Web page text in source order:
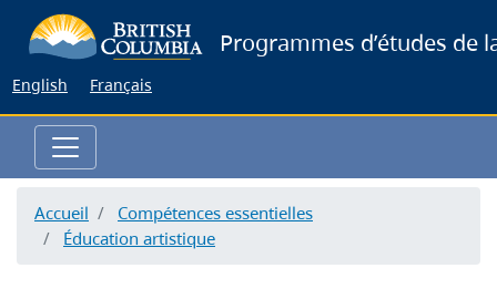
to
Programmes d’études de
English Français
Accueil
Compétences essentielles
Éducation artistique